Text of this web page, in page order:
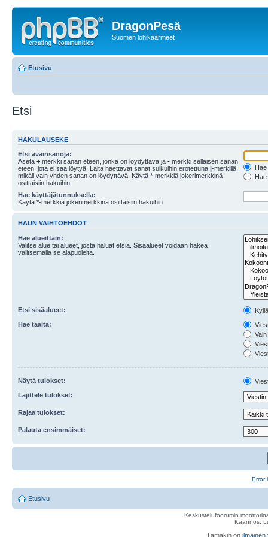
DragonPesä
Suomen lohikäärmeet
Etusivu
Etsi
HAKULAUSEKE
Etsi avainsanoja:
Aseta + merkki sanan eteen, jonka on löydyttävä ja - merkki sellaisen sanan
eteen, jota ei saa löytyä. Laita haettavat sanat sulkuihin erotettuna |-merkillä,
mikäli vain yhden sanan on löydyttävä. Käytä *-merkkiä jokerimerkkinä
osittaisiin hakuihin
Hae käyttäjätunnuksella:
Käytä *-merkkiä jokerimerkkinä osittaisiin hakuihin
HAUN VAIHTOEHDOT
Hae alueittain:
Valitse alue tai alueet, josta haluat etsiä. Sisäalueet voidaan hakea
valitsemalla se alapuolelta.
Etsi sisäalueet:
Hae täältä:
Näytä tulokset:
Lajittele tulokset:
Rajaa tulokset:
Palauta ensimmäiset:
Error
Etusivu
Keskustelufoorumin
Käännös,
Tämäkin on ilmainen